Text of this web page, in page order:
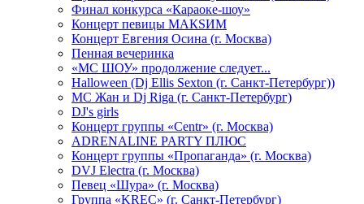
Финал конкурса «Караоке-шоу»
Концерт певицы МАКSИМ
Концерт Евгения Осина (г. Москва)
Пенная вечеринка
«МС ШОУ» продолжение следует...
Halloween (Dj Ellis Sexton (г. Санкт-Петербург))
МС Жан и Dj Riga (г. Санкт-Петербург)
DJ's girls
Концерт группы «Centr» (г. Москва)
ADRENALINE PARTY ПЛЮС
Концерт группы «Пропаганда» (г. Москва)
DVJ Electra (г. Москва)
Певец «Шура» (г. Москва)
Группа «KREC» (г. Санкт-Петербург)